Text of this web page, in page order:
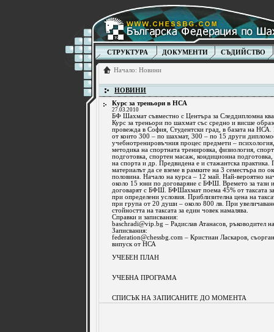
СТРУКТУРА ДОКУМЕНТИ СЪДИЙСТВО
Начало: Новини
НОВИНИ
Курс за треньори в НСА
27.03.2010
БФ Шахмат съвместно с Центъра за Следдипломна
Курс за треньори по шахмат със средно и висше
провежда в София, Студентски град, в базата на НСА.
от които 300 – по шахмат, 300 – по 15 други
учебнотренировъчния процес предмети –
методика на спортната тренировка, физиология,
подготовка, спортен масаж, кондиционна
на спорта и др. Предвидена е и стажантска
материалът да се вземе в рамките на 3 семестъра по
половина. Начало на курса – 12 май. Най-вероятно
около 15 юни по договаряне с БФШ. Времето за тази
договарят с БФШ. БФШахмат поема 45% от таксата
при определени условия. Приблизителна цена на
при група от 20 души – около 800 лв. При
стойността на таксата за един човек намалява.
Справки и записвания:
baschradi@vip.bg – Радислав Атанасов, ръководител
Записвания:
federation@chessbg.com – Кристиан Ласкаров,
випуск от НСА
УЧЕБЕН ПЛАН
УЧЕБНА ПРОГРАМА
СПИСЪК НА ЗАПИСАНИТЕ ДО МОМЕНТА